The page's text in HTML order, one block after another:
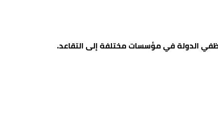
الدولة في مؤسسات مختلفة إلى التقاعد.